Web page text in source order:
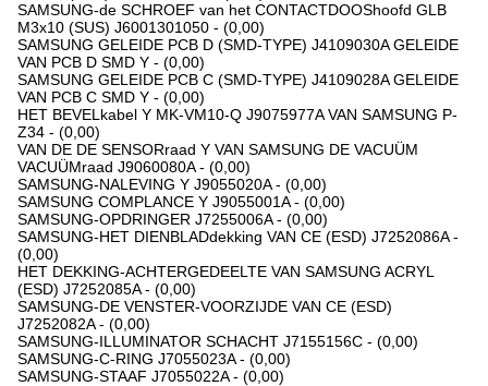
SAMSUNG-de SCHROEF van het CONTACTDOOShoofd GLB
M3x10 (SUS) J6001301050 - (0,00)
SAMSUNG GELEIDE PCB D (SMD-TYPE) J4109030A GELEIDE
VAN PCB D SMD Y - (0,00)
SAMSUNG GELEIDE PCB C (SMD-TYPE) J4109028A GELEIDE
VAN PCB C SMD Y - (0,00)
HET BEVELkabel Y MK-VM10-Q J9075977A VAN SAMSUNG P-
Z34 - (0,00)
VAN DE DE SENSORraad Y VAN SAMSUNG DE VACUÜM
VACUÜMraad J9060080A - (0,00)
SAMSUNG-NALEVING Y J9055020A - (0,00)
SAMSUNG COMPLANCE Y J9055001A - (0,00)
SAMSUNG-OPDRINGER J7255006A - (0,00)
SAMSUNG-HET DIENBLADdekking VAN CE (ESD) J7252086A -
(0,00)
HET DEKKING-ACHTERGEDEELTE VAN SAMSUNG ACRYL
(ESD) J7252085A - (0,00)
SAMSUNG-DE VENSTER-VOORZIJDE VAN CE (ESD)
J7252082A - (0,00)
SAMSUNG-ILLUMINATOR SCHACHT J7155156C - (0,00)
SAMSUNG-C-RING J7055023A - (0,00)
SAMSUNG-STAAF J7055022A - (0,00)